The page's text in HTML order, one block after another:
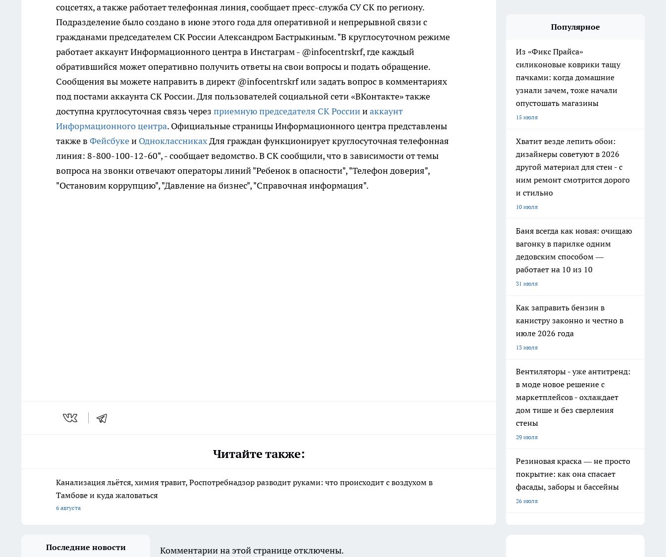
соцсетях, а также работает телефонная линия, сообщает пресс-служба СУ СК по региону.
Подразделение было создано в июне этого года для оперативной и непрерывной связи с
гражданами председателем СК России Александром Бастрыкиным. "В круглосуточном режиме
работает аккаунт Информационного центра в Инстаграм - @infocentrskrf, где каждый
обратившийся может оперативно получить ответы на свои вопросы и подать обращение.
Сообщения вы можете направить в директ @infocentrskrf или задать вопрос в комментариях
под постами аккаунта СК России. Для пользователей социальной сети «ВКонтакте» также
доступна круглосуточная связь через приемную председателя СК Россиииаккаунт
Информационного центра. Официальные страницы Информационного центра представлены
также в Фейсбукеи ОдноклассникахДля граждан функционирует круглосуточная телефонная
линия: 8-800-100-12-60", - сообщает ведомство. В СК сообщили, что в зависимости от темы
вопроса на звонки отвечают операторы линий "Ребенок в опасности", "Телефон доверия",
"Остановим коррупцию", "Давление на бизнес", "Справочная информация".
Читайте также:
Канализация льётся, химия травит, Роспотребнадзор разводит руками: что происходит с воздухом в
Тамбове и куда жаловаться
6 августа
Популярное
Из «Фикс Прайса»
силиконовые коврики тащу
пачками: когда домашние
узнали зачем, тоже начали
опустошать магазины
15 июля
Хватит везде лепить обои:
дизайнеры советуют в 2026
другой материал для стен - с
ним ремонт смотрится дорого
и стильно
10 июля
Баня всегда как новая: очищаю
вагонку в парилке одним
дедовским способом —
работает на 10 из 10
31 июля
Как заправить бензин в
канистру законно и честно в
июле 2026 года
13 июля
Вентиляторы - уже антитренд:
в моде новое решение с
маркетплейсов - охлаждает
дом тише и без сверления
стены
29 июля
Резиновая краска — не просто
покрытие: как она спасает
фасады, заборы и бассейны
26 июля
Последние новости Комментарии на этой странице отключены.